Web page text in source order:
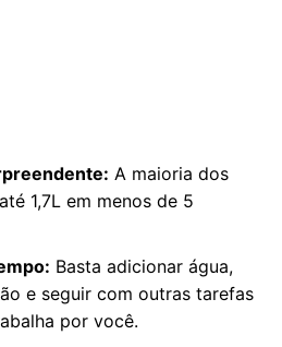
A maioria dos
1,7L em menos de 5
Basta adicionar água,
e seguir com outras tarefas
por você.